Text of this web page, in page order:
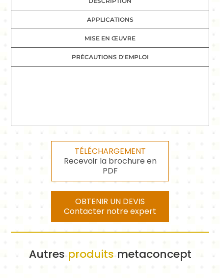
APPLICATIONS
MISE EN ŒUVRE
PRÉCAUTIONS D'EMPLOI
TÉLÉCHARGEMENT
Recevoir la brochure en
PDF
OBTENIR UN DEVIS
Contacter notre expert
Autres produits metaconcept